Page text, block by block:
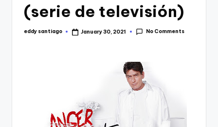
(serie de televisión)
Posted
eddy santiago January 30, 2021 No Comments